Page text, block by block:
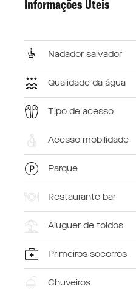
Informações Úteis
Nadador salvador
Qualidade da água
Tipo de acesso
Acesso mobilidade
Parque
Restaurante bar
Aluguer de toldos
Primeiros socorros
Chuveiros